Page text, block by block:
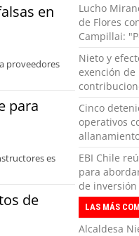
en
proveedores
para
es
de
Lucho
de Flores
Campillai:
todo se
es una
dignidad"
Nieto y
exención de
Valparaíso:
que
podemos
básico"
Cinco
operativos
Valparaíso
EBI Chile
para
de inversión
circular de
LAS MÁS
Alcaldesa